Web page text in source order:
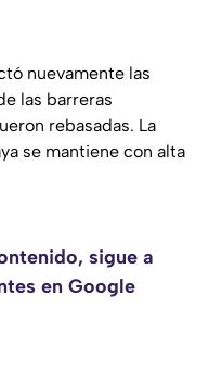
nuevamente las
las barreras
rebasadas. La
se mantiene con alta
sigue a
en Google